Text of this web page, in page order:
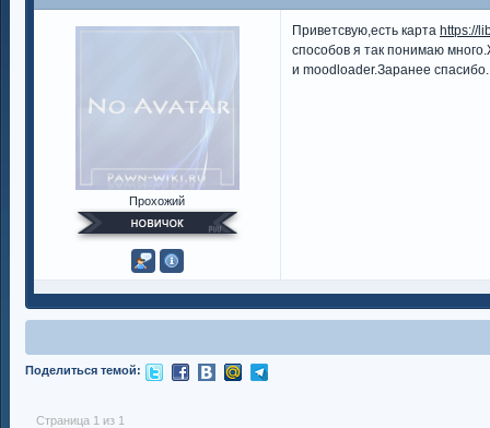
Прохожий
Приветсвую,есть карта https://
способов я так понимаю
и moodloader.Заранее спасибо.
Поделиться темой:
Страница 1 из 1